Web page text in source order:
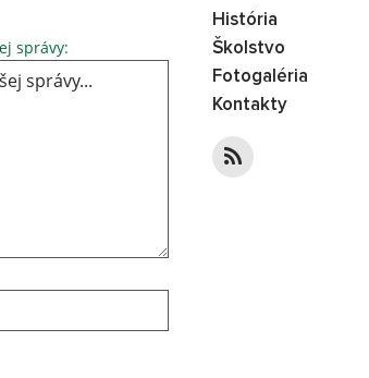
správy: Text vašej správy...
História
Školstvo
Fotogaléria
Kontakty